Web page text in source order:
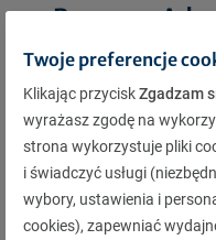
Program
to wsparcie
życiowych
Twoje preferencje
Klikając przyciskZgadzam
wyrażasz zgodę na
strona wykorzystuje pliki
i świadczyć usługi
wybory, ustawienia i
cookies), zapewniać